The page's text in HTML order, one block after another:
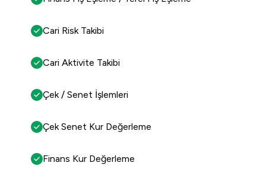
Cari Risk Takibi
Cari Aktivite Takibi
Çek / Senet İşlemleri
Çek Senet Kur Değerleme
Finans Kur Değerleme